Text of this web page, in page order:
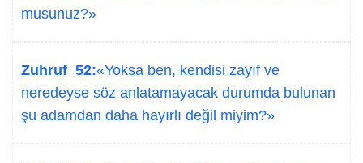
musunuz?»
Zuhruf 52:«Yoksa ben, kendisi zayıf ve
neredeyse söz anlatamayacak durumda bulunan
şu adamdan daha hayırlı değil miyim?»